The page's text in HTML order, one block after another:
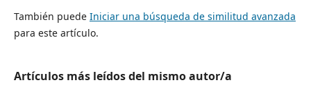
También puede Iniciar una búsqueda de similitud avanzada
para este artículo.
Artículos más leídos del mismo autor/a